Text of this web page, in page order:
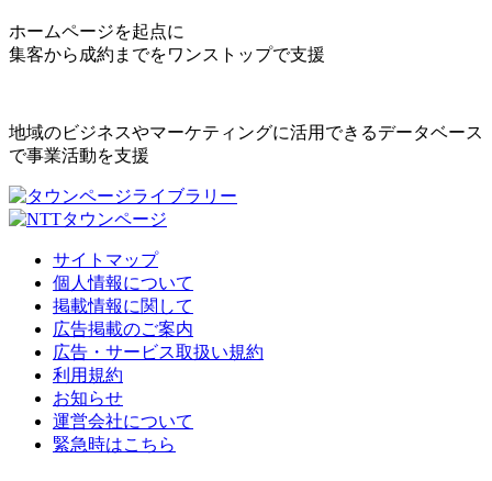
ホームページを起点に
集客から成約までをワンストップで支援
地域のビジネスやマーケティングに活用できるデータベース
で事業活動を支援
サイトマップ
個人情報について
掲載情報に関して
広告掲載のご案内
広告・サービス取扱い規約
利用規約
お知らせ
運営会社について
緊急時はこちら